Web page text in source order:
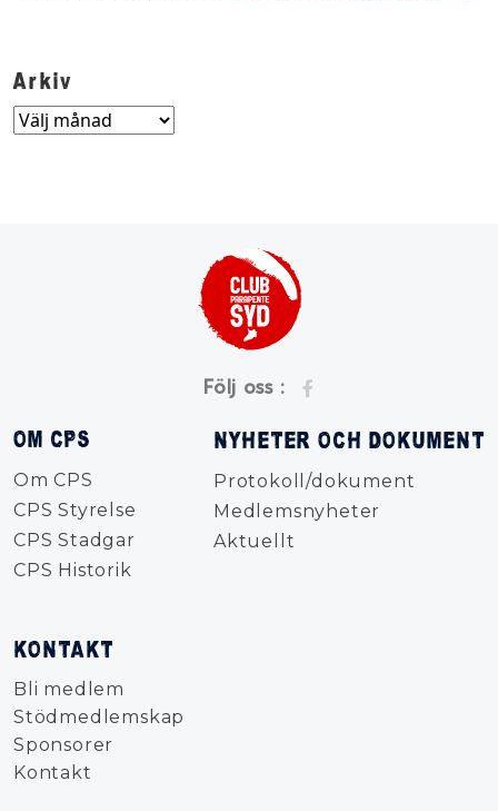
Arkiv
Arkiv
Följ oss :
OM CPS
Om CPS
CPS Styrelse
CPS Stadgar
CPS Historik
NYHETER OCH DOKUMENT
Protokoll/dokument
Medlemsnyheter
Aktuellt
KONTAKT
Bli medlem
Stödmedlemskap
Sponsorer
Kontakt